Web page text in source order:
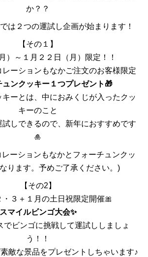
か？？
は２つの運試し企画が始まります！
【その１】
）～１月２２日（月）限定！！
ーションもなかご注文のお客様限定
ュンクッキー１つプレゼント🎁
ーとは、中におみくじが入ったクッ
キーのこと
しできるので、新年におすすめです
🎍
ーションもなかとフォーチュンクッ
ります。予めご了承ください。)
【その2】
・３＋１月の土日祝限定開催🎀
スマイルビンゴ大会✨
でビンゴに挑戦して運試ししましょ
う！！
敵な景品をプレゼントしちゃいます♪